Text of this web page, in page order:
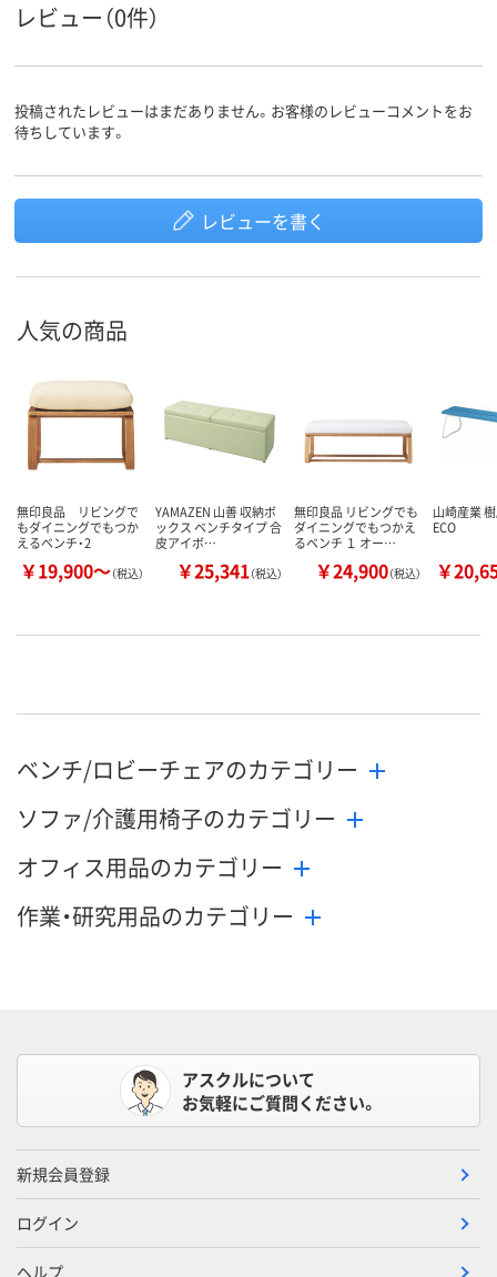
レビュー（0件）
投稿されたレビューはまだありません。お客様のレビューコメントをお
待ちしています。
レビューを書く
人気の商品
無印良品 リビングで
もダイニングでもつか
えるベンチ・2
￥19,900～（税込）
YAMAZEN 山善 収納ボ
ックス ベンチタイプ 合
皮アイボ…
￥25,341（税込）
無印良品 リビングでも
ダイニングでもつかえ
るベンチ １ オー…
￥24,900（税込）
山崎産業
ECO
￥
ベンチ/ロビーチェアのカテゴリー
ソファ/介護用椅子のカテゴリー
オフィス用品のカテゴリー
作業・研究用品のカテゴリー
アスクルについて
お気軽にご質問ください。
新規会員登録
ログイン
ヘルプ